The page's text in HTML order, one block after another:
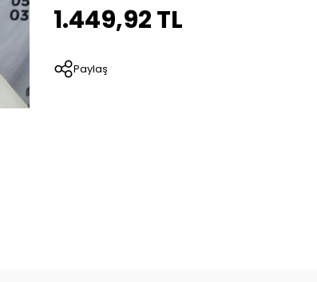
1.449,92 TL
Paylaş